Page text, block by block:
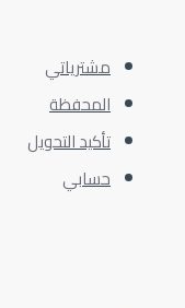
مشترياتي
المحفظة
تأكيد التحويل
حسابي